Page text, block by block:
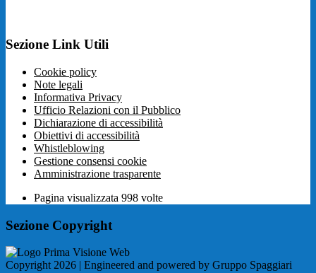
Sezione Link Utili
Cookie policy
Note legali
Informativa Privacy
Ufficio Relazioni con il Pubblico
Dichiarazione di accessibilità
Obiettivi di accessibilità
Whistleblowing
Gestione consensi cookie
Amministrazione trasparente
Pagina visualizzata 998 volte
Sezione Copyright
Copyright 2026 | Engineered and powered by Gruppo Spaggiari